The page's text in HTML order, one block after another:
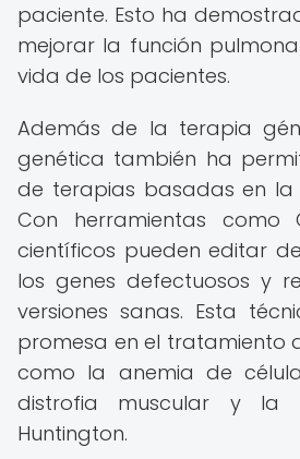
paciente. Esto ha
mejorar la función
vida de los pacientes.
Además de la terapia
genética también ha
de terapias basadas en la
Con herramientas como
científicos pueden editar
los genes defectuosos y
versiones sanas. Esta
promesa en el tratamiento
como la anemia de
distrofia muscular y la
Huntington.